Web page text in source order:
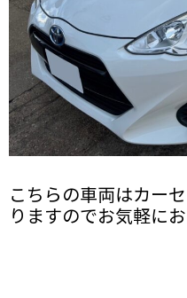
こちらの車両はカー
りますのでお気軽に